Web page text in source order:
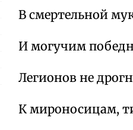
В смертельной
И могучим
Легионов не
К мироносицам,